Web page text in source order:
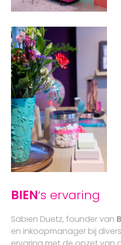
BIEN‘s ervaring
Sabien Duetz, founder van
en inkoopmanager bij